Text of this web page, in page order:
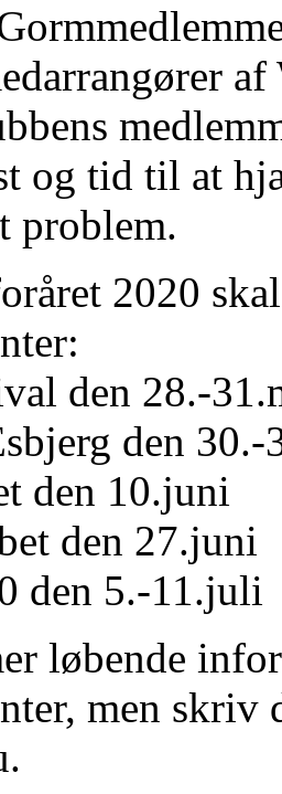
og tid til at
problem.
2020
den 28.-
den 30.-
den 10.juni
den 27.juni
den 5.-11.juli
løbende
men skriv